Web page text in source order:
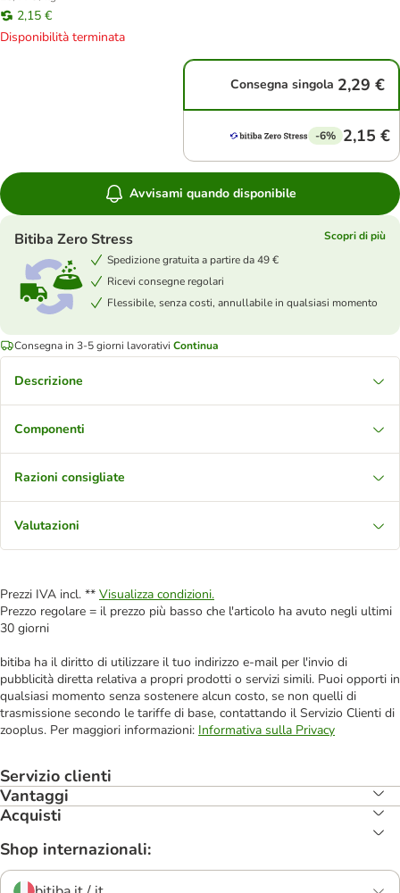
2,15 €
Disponibilità terminata
Consegna singola 2,29 €
-6% 2,15 €
Avvisami quando disponibile
Bitiba Zero Stress
Scopri di più
Spedizione gratuita a partire da 49 €
Ricevi consegne regolari
Flessibile, senza costi, annullabile in qualsiasi momento
Consegna in 3-5 giorni lavorativi Continua
Descrizione
Componenti
Razioni consigliate
Valutazioni
Prezzi IVA incl. ** Visualizza condizioni.
Prezzo regolare = il prezzo più basso che l'articolo ha avuto negli ultimi
30 giorni
bitiba ha il diritto di utilizzare il tuo indirizzo e-mail per l'invio di
pubblicità diretta relativa a propri prodotti o servizi simili. Puoi opporti in
qualsiasi momento senza sostenere alcun costo, se non quelli di
trasmissione secondo le tariffe di base, contattando il Servizio Clienti di
zooplus. Per maggiori informazioni: Informativa sulla Privacy
Servizio clienti
Vantaggi
Acquisti
Shop internazionali: